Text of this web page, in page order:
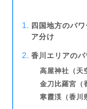
四国地方のパ
ア分け
香川エリアの
高屋神社（天
金刀比羅宮（
寒霞渓（香川